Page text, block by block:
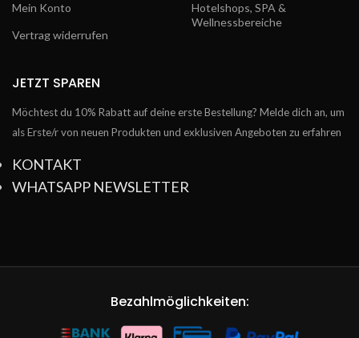
Mein Konto
Vertrag widerrufen
Hotelshops, SPA &
Wellnessbereiche
JETZT SPAREN
Möchtest du 10% Rabatt auf deine erste Bestellung? Melde dich an, um
als Erste/r von neuen Produkten und exklusiven Angeboten zu erfahren
KONTAKT
WHATSAPP NEWSLETTER
Bezahlmöglichkeiten: